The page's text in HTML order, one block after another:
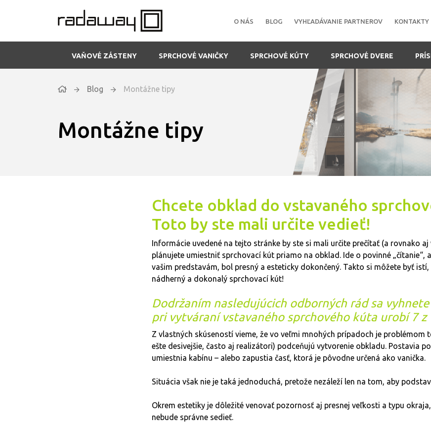
O NÁS BLOG VYHĽADÁVANIE PARTNEROV KONTAKTY
VAŇOVÉ ZÁSTENY SPRCHOVÉ VANIČKY SPRCHOVÉ KÚTY SPRCHOVÉ DVERE
Blog Montážne tipy
Montážne tipy
Chcete obklad do vstavaného
Toto by ste mali určite vedieť!
Informácie uvedené na tejto stránke by ste si mali určite prečítať (a rovnako aj
plánujete umiestniť sprchovací kút priamo na obklad. Ide o povinné „čítanie“,
vašim predstavám, bol presný a esteticky dokončený. Takto si môžete byť
nádherný a dokonalý sprchovací kút!
Dodržaním nasledujúcich odborných rád sa
pri vytváraní vstavaného sprchového kúta urobí 7 z
Z vlastných skúseností vieme, že vo veľmi mnohých prípadoch je problémom
ešte desivejšie, často aj realizátori) podceňujú vytvorenie obkladu. Postavia
umiestnia kabínu – alebo zapustia časť, ktorá je pôvodne určená ako vanička.
Situácia však nie je taká jednoduchá, pretože nezáleží len na tom, aby
Okrem estetiky je dôležité venovať pozornosť aj presnej veľkosti a typu
nebude správne sedieť.